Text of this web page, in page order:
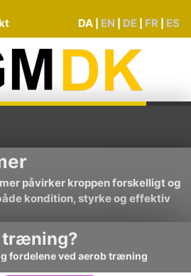
DA EN DE FR ES
påvirker kroppen forskelligt og
kondition, styrke og effektiv
træning?
fordelene ved aerob træning